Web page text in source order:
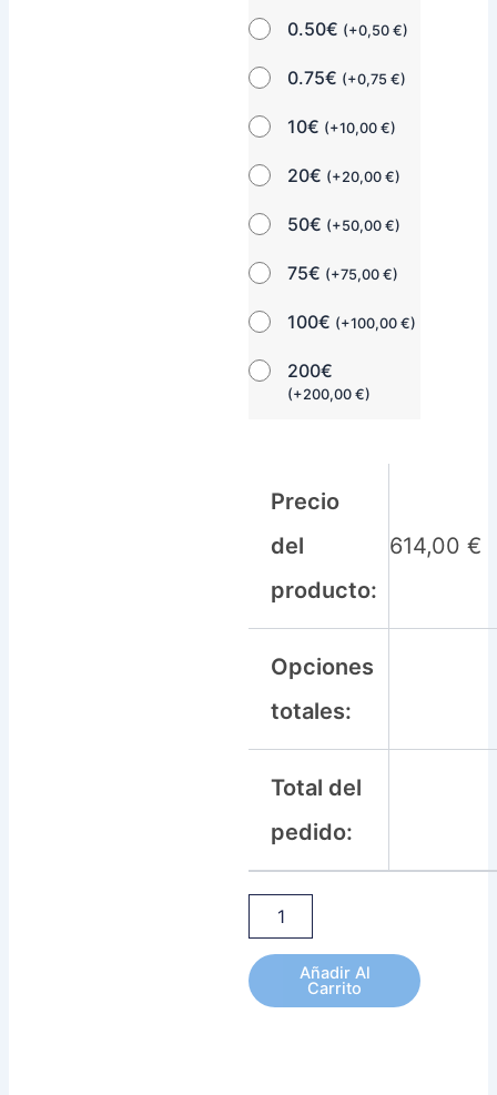
0.50€ (+0,50€)
0.75€ (+0,75€)
10€ (+10,00€)
20€ (+20,00€)
50€ (+50,00€)
75€ (+75,00€)
100€ (+100,00€)
200€
(+200,00€)
Precio
del
producto:
614,00€
Opciones
totales:
Total del
pedido:
Añadir Al
Carrito